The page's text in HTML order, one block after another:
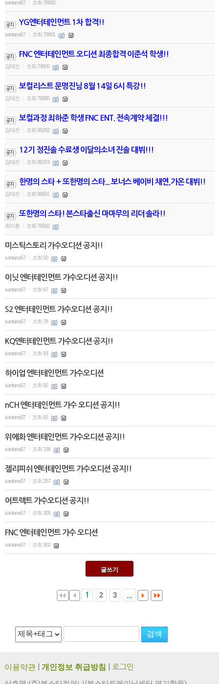
santana57 조회 78992
YG엔터테인먼트 1차 합격!!
santana57 조회 79901
FNC 엔터테인먼트 오디션 최종합격 이준석 학생!!
김태진 조회 74800
보컬리스트 문명진님 8월 14일 6시 특강!!
김태진 조회 79085
보컬과정 최하준 학생 FNC ENT. 전속계약 체결!!!
김태진 조회 95082
12기 정진솔 수료생 이달의소녀 진솔 대뷔!!!
김태진 조회 86374
한명의 스타 + 또한명의 스타... 보너스 베이비 채연,가온 대뷔!!
김태진 조회 96691
또한명의 스타! 본스타출신 마마무의 리더 솔라!!
최지훈 조회 76502
미스틱스토리 가수오디션 공지!!
santana57 조회 50
이닛 엔터테인먼트 가수오디션 공지!!
santana57 조회 67
S2 엔터테인먼트 가수오디션 공지!!
santana57 조회 78
KQ엔터테인먼트 가수오디션 공지!!
santana57 조회 93
하이업 엔터테인먼트 가수오디션
santana57 조회 92
nCH 엔터테인먼트 가수 오디션 공지!!
santana57 조회 82
위에화 엔터테인먼트 가수오디션 공지!!
santana57 조회 196
젤리피쉬 엔터테인먼트 가수오디션 공지!!
santana57 조회 257
어트랙트 가수오디션 공지!!
santana57 조회 305
FNC 엔터테인먼트 가수 오디션
santana57 조회 302
글쓰기
1 2 3
이용약관 개인정보 취급방침 로그인